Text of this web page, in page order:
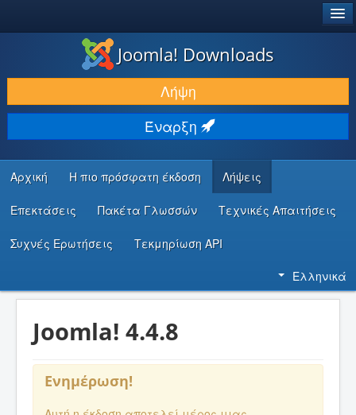
ΛΉΨΕΙΣ & ΕΠΕΚΤΆΣΕΙΣ
ΕΎΡΕΣΗ & ΜΆΘΗΣΗ
ΚΟΙΝΌΤΗΤΑ & ΥΠΟΣΤΉΡΙΞΗ
ΠΌΡΟΙ ΠΡΟΓΡΑΜΜΑΤΙΣΤΏΝ
Joomla! Downloads
Λήψη
Έναρξη
Αρχική Η πιο πρόσφατη έκδοση Λήψεις
Επεκτάσεις Πακέτα Γλωσσών Τεχνικές Απαιτήσεις
Συχνές Ερωτήσεις Τεκμηρίωση API
Ελληνικά
Joomla! 4.4.8
Ενημέρωση!